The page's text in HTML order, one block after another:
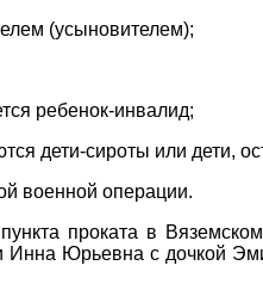
(усыновителем);
ребенок-инвалид;
дети-сироты или дети,
военной операции.
проката в
Инна Юрьевна с дочкой